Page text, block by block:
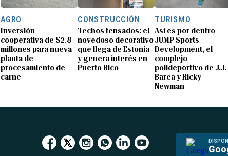
AGRO
Inversión
cooperativa de $2.8
millones para nueva
planta de
procesamiento de
carne
CONSTRUCCIÓN
Techos tensados: el
novedoso decorativo
que llega de Estonia
y genera interés en
Puerto Rico
TURISMO
Así es por dentro
JUMP Sports
Development, el
complejo
polideportivo de J.J.
Barea y Ricky
Newman